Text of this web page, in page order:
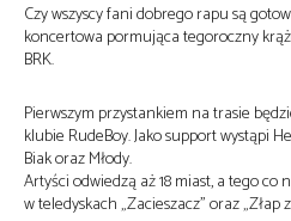
Czy wszyscy fani dobrego rapu są
koncertowa pormująca tegoroczny
BRK.
Pierwszym przystankiem na trasie
klubie RudeBoy. Jako support wystąpi
Biak oraz Młody.
Artyści odwiedzą aż 18 miast, a tego co
w teledyskach „Zacieszacz” oraz „Złap